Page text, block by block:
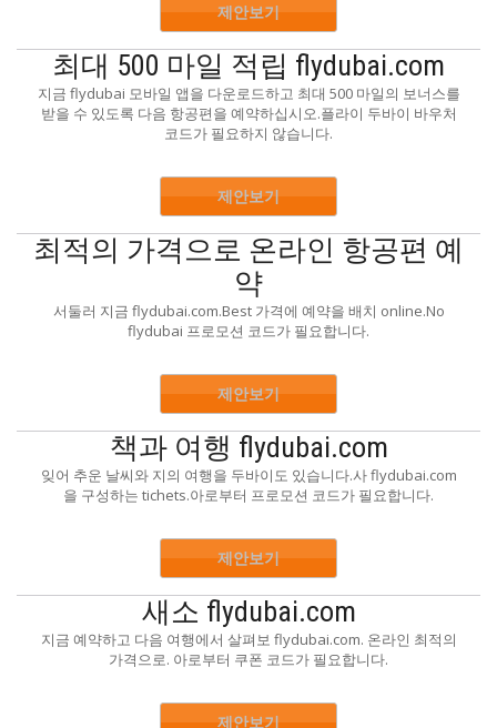
제안보기
최대 500 마일 적립 flydubai.com
지금 flydubai 모바일 앱을 다운로드하고 최대 500 마일의 보너스를
받을 수 있도록 다음 항공편을 예약하십시오.플라이 두바이 바우처
코드가 필요하지 않습니다.
제안보기
최적의 가격으로 온라인 항공편 예
약
서둘러 지금 flydubai.com.Best 가격에 예약을 배치 online.No
flydubai 프로모션 코드가 필요합니다.
제안보기
책과 여행 flydubai.com
잊어 추운 날씨와 지의 여행을 두바이도 있습니다.사 flydubai.com
을 구성하는 tichets.아로부터 프로모션 코드가 필요합니다.
제안보기
새소 flydubai.com
지금 예약하고 다음 여행에서 살펴보 flydubai.com. 온라인 최적의
가격으로. 아로부터 쿠폰 코드가 필요합니다.
제안보기